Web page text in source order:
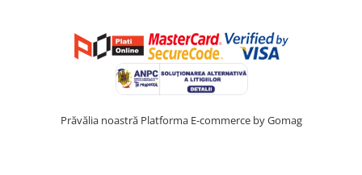
Prăvălia noastră Platforma E-commerce by Gomag